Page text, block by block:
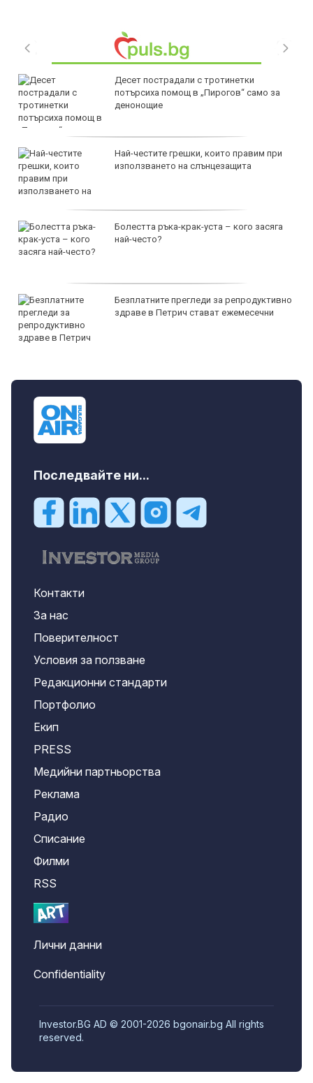
Десет пострадали с тротинетки
потърсиха помощ в „Пирогов“ само за
денонощие
Най-честите грешки, които правим при
използването на слънцезащита
Болестта ръка-крак-уста – кого засяга
най-често?
Безплатните прегледи за репродуктивно
здраве в Петрич стават ежемесечни
Последвайте ни...
Контакти
За нас
Поверителност
Условия за ползване
Редакционни стандарти
Портфолио
Екип
PRESS
Медийни партньорства
Реклама
Радио
Списание
Филми
RSS
Лични данни
Confidentiality
Investor.BG AD © 2001-2026 bgonair.bg All rights
reserved.